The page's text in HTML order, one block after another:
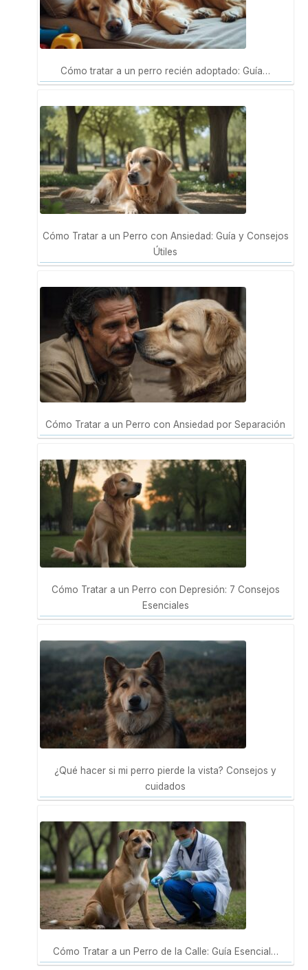
Cómo tratar a un perro recién adoptado: Guía…
Cómo Tratar a un Perro con Ansiedad: Guía y Consejos
Útiles
Cómo Tratar a un Perro con Ansiedad por Separación
Cómo Tratar a un Perro con Depresión: 7 Consejos
Esenciales
¿Qué hacer si mi perro pierde la vista? Consejos y
cuidados
Cómo Tratar a un Perro de la Calle: Guía Esencial…